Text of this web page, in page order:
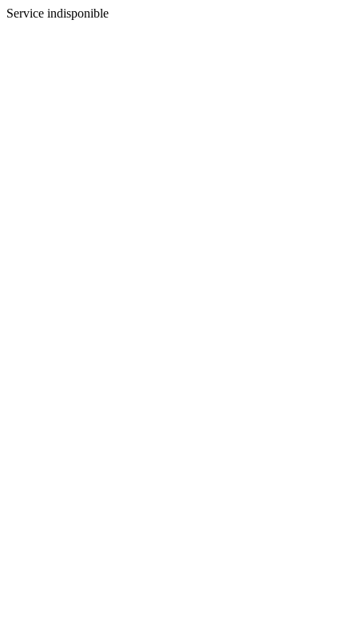
Service indisponible